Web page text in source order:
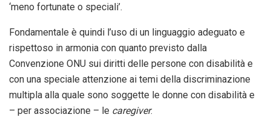
‘meno fortunate o speciali’.
Fondamentale è quindi l’uso di un linguaggio adeguato e
rispettoso in armonia con quanto previsto dalla
Convenzione ONU sui diritti delle persone con disabilità e
con una speciale attenzione ai temi della discriminazione
multipla alla quale sono soggette le donne con disabilità e
– per associazione – le caregiver.